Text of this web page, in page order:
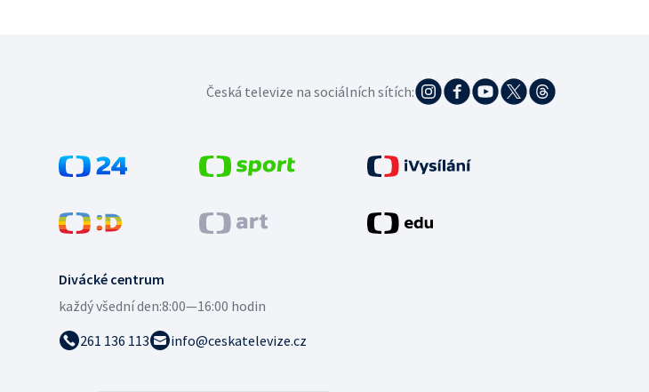
Divácké centrum
každý všední den:8:00—16:00 hodin
261 136 113
info@ceskatelevize.cz
Česká televize na sociálních sítích: